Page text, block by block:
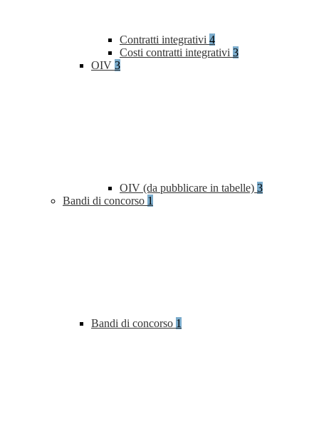
Contratti integrativi 4
Costi contratti integrativi 3
OIV 3
OIV (da pubblicare in tabelle) 3
Bandi di concorso 1
Bandi di concorso 1